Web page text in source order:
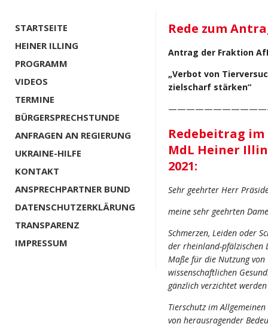
STARTSEITE
HEINER ILLING
PROGRAMM
VIDEOS
TERMINE
BÜRGERSPRECHSTUNDE
ANFRAGEN AN REGIERUNG
UKRAINE-HILFE
KONTAKT
ANSPRECHPARTNER BUND
DATENSCHUTZERKLÄRUNG
TRANSPARENZ
IMPRESSUM
Rede zum
Antrag der Fraktion
„Verbot von
zielscharf stärken“
Redebeitrag
MdL Heiner
2021:
Sehr geehrter Herr
meine sehr geehrten
Schmerzen, Leiden oder
der rheinland-pfälzischen
Maße für die Nutzung
wissenschaftlichen
gänzlich verzichtet
Tierschutz im
von herausragender